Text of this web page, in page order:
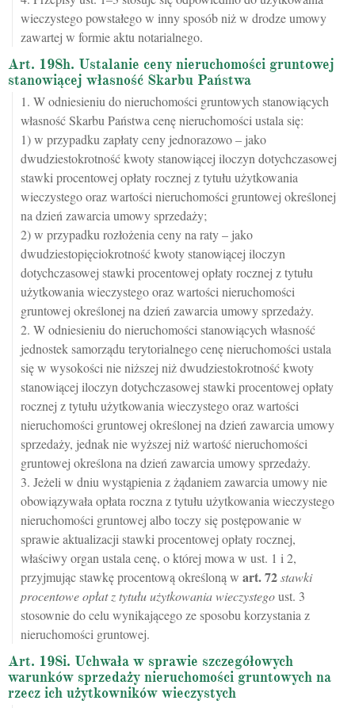
wieczystego powstałego w inny sposób niż w drodze umowy
zawartej w formie aktu notarialnego.
Art. 198h. Ustalanie ceny nieruchomości gruntowej
stanowiącej własność Skarbu Państwa
1. W odniesieniu do nieruchomości gruntowych stanowiących
własność Skarbu Państwa cenę nieruchomości ustala się:
1) w przypadku zapłaty ceny jednorazowo – jako
dwudziestokrotność kwoty stanowiącej iloczyn dotychczasowej
stawki procentowej opłaty rocznej z tytułu użytkowania
wieczystego oraz wartości nieruchomości gruntowej określonej
na dzień zawarcia umowy sprzedaży;
2) w przypadku rozłożenia ceny na raty – jako
dwudziestopięciokrotność kwoty stanowiącej iloczyn
dotychczasowej stawki procentowej opłaty rocznej z tytułu
użytkowania wieczystego oraz wartości nieruchomości
gruntowej określonej na dzień zawarcia umowy sprzedaży.
2. W odniesieniu do nieruchomości stanowiących własność
jednostek samorządu terytorialnego cenę nieruchomości ustala
się w wysokości nie niższej niż dwudziestokrotność kwoty
stanowiącej iloczyn dotychczasowej stawki procentowej opłaty
rocznej z tytułu użytkowania wieczystego oraz wartości
nieruchomości gruntowej określonej na dzień zawarcia umowy
sprzedaży, jednak nie wyższej niż wartość nieruchomości
gruntowej określona na dzień zawarcia umowy sprzedaży.
3. Jeżeli w dniu wystąpienia z żądaniem zawarcia umowy nie
obowiązywała opłata roczna z tytułu użytkowania wieczystego
nieruchomości gruntowej albo toczy się postępowanie w
sprawie aktualizacji stawki procentowej opłaty rocznej,
właściwy organ ustala cenę, o której mowa w ust. 1 i 2,
przyjmując stawkę procentową określoną w art.72stawki
procentowe opłat z tytułu użytkowania wieczystegoust. 3
stosownie do celu wynikającego ze sposobu korzystania z
nieruchomości gruntowej.
Art. 198i. Uchwała w sprawie szczegółowych
warunków sprzedaży nieruchomości gruntowych na
rzecz ich użytkowników wieczystych